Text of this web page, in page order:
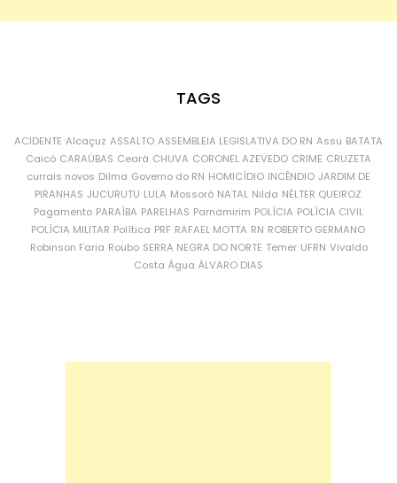
TAGS
ACIDENTE Alcaçuz ASSALTO ASSEMBLEIA LEGISLATIVA DO RN Assu BATATA
Caicó CARAÚBAS Ceará CHUVA CORONEL AZEVEDO CRIME CRUZETA
currais novos Dilma Governo do RN HOMICÍDIO INCÊNDIO JARDIM DE
PIRANHAS JUCURUTU LULA Mossoró NATAL Nilda NÉLTER QUEIROZ
Pagamento PARAÍBA PARELHAS Parnamirim POLÍCIA POLÍCIA CIVIL
POLÍCIA MILITAR Política PRF RAFAEL MOTTA RN ROBERTO GERMANO
Robinson Faria Roubo SERRA NEGRA DO NORTE Temer UFRN Vivaldo
Costa Água ÁLVARO DIAS